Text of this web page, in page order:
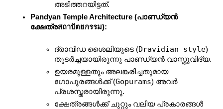
അടിത്തറയിട്ടത്.
Pandyan Temple Architecture (പാണ്ഡ്യൻ
ക്ഷേത്രสถาปัตยกรรม):
ദ്രാവിഡ ശൈലിയുടെ (Dravidian style)
തുടർച്ചയായിരുന്നു പാണ്ഡ്യൻ വാസ്തുവിദ്യ.
ഉയരമുള്ളതും അലങ്കരിച്ചതുമായ
ഗോപുരങ്ങൾക്ക് (Gopurams) അവർ
പ്രശസ്തരായിരുന്നു.
ക്ഷേത്രങ്ങൾക്ക് ചുറ്റും വലിയ പ്രകാരങ്ങൾ